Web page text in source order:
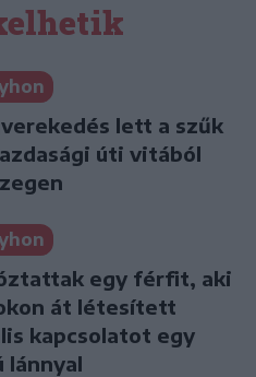
lett a szűk
úti vitából
egy férfit, aki
át létesített
kapcsolatot egy
lánnyal